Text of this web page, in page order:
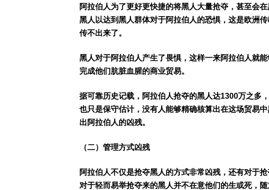
阿拉伯人为了更好更快捷的将黑人大量抢夺，甚至会
黑人以达到黑人群体对于阿拉伯人的恐惧，这是欧洲
传不出来了。
黑人对于阿拉伯人产生了畏惧，这样一来阿拉伯人就
完成他们肮脏血腥的商业贸易。
据可靠历史记载，阿拉伯人抢夺的黑人达1300万之多
也只是保守估计，没有人能够精确核算出在这场贸易
出阿拉伯人的凶残。
（二）管理方式凶残
阿拉伯人不仅是抢夺黑人的方式非常凶残，还有对于
对于轻而易举抢夺来的黑人并不在意他们的生或死，